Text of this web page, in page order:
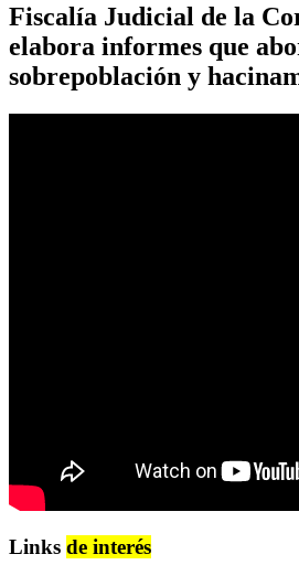
Fiscalía Judicial de la
elabora informes que
sobrepoblación y
Links de interés